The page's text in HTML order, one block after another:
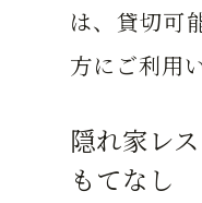
は、貸切可
方にご利用
隠れ家レ
もてなし